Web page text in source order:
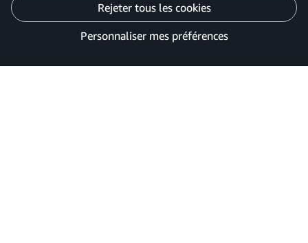
Rejeter tous les cookies
Personnaliser mes préférences
Personnaliser mes préférences
Avis de confidentialité
Vos options de confidentialité des publicités